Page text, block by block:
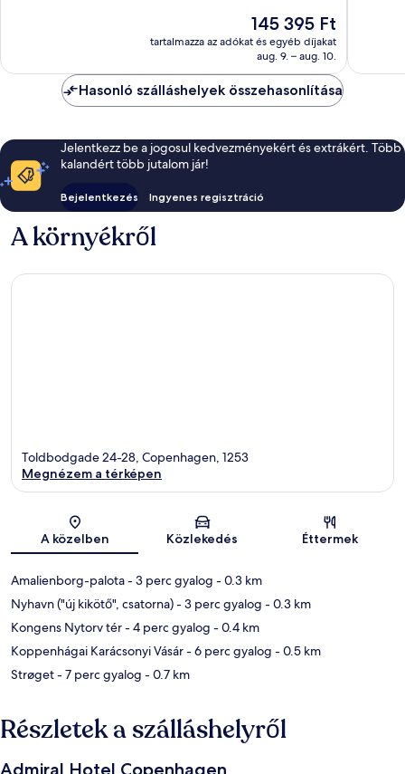
Az
ár
145 395 Ft
145 395 Ft
tartalmazza az adókat és egyéb díjakat
aug. 9. – aug. 10.
Hasonló szálláshelyek összehasonlítása
Jelentkezz be a jogosul kedvezményekért és extrákért. Több
kalandért több jutalom jár!
Bejelentkezés Ingyenes regisztráció
A környékről
Térkép
Toldbodgade 24-28, Copenhagen, 1253
Megnézem a térképen
A közelben Közlekedés Éttermek
Amalienborg-palota- 3 perc gyalog - 0.3 km
Nyhavn ("új kikötő", csatorna)- 3 perc gyalog - 0.3 km
Kongens Nytorv tér- 4 perc gyalog - 0.4 km
Koppenhágai Karácsonyi Vásár- 6 perc gyalog - 0.5 km
Strøget- 7 perc gyalog - 0.7 km
Részletek a szálláshelyről
Admiral Hotel Copenhagen